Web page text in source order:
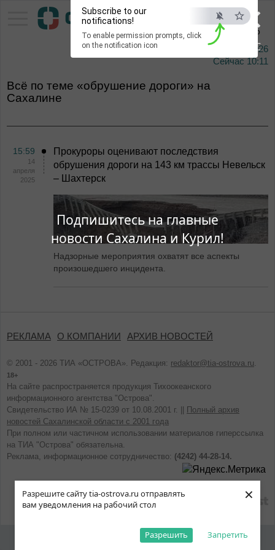
Разрешите сайту tia-ostrova.ru отправлять
вам уведомления на рабочий стол
Запретить
Разрешить
×
×
ESC
Подпишитесь на главные
новости Сахалина и Курил!
Subscribe to our
notifications!
To enable permission prompts, click
on the notification icon
информационное агентство
9 августа 2026
Сейчас 10:11
Всё по теме «обрушение дороги» на
Сахалине
15:59
14
апреля
2025
Прокуроры оценивают последствия
обрушения дороги на 143 км трассы Невельск
– Шахтерск
Надзорные мероприятия охватят все аспекты
произошедшего инцидента.
РЕКЛАМА О КОМПАНИИ АРХИВ НОВОСТЕЙ
© 2001 - 2026 ТИА «ОСТРОВА». Редакция: redaktor@tia-ostrova.ru.
18+
На сайте распространяется продукция Тихоокеанского
информационного агентства "Острова".
Свидетельство ИА № 15-0239 от 10.08.2001 г. ||
Полный архив
новостей Сахалинской области с 2001 года
При полном или частичном использовании материалов гиперссылка
на ТИА "Острова" обязательна.
Реклама, информационное сотрудничество: (4242) 44-28-14.
разработано